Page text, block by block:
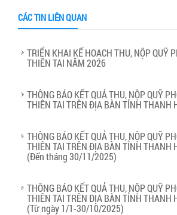
CÁC TIN LIÊN QUAN
TRIỂN KHAI KẾ HOẠCH THU, NỘP QUỸ
THIÊN TAI NĂM 2026
THÔNG BÁO KẾT QUẢ THU, NỘP QUỸ
THIÊN TAI TRÊN ĐỊA BÀN TỈNH THANH
THÔNG BÁO KẾT QUẢ THU, NỘP QUỸ
THIÊN TAI TRÊN ĐỊA BÀN TỈNH THANH
(Đến tháng 30/11/2025)
THÔNG BÁO KẾT QUẢ THU, NỘP QUỸ
THIÊN TAI TRÊN ĐỊA BÀN TỈNH THANH
(Từ ngày 1/1-30/10/2025)